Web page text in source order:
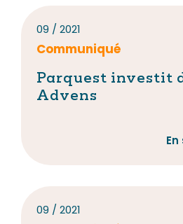
09 / 2021
Communiqué
Parquest investit
Advens
09 / 2021